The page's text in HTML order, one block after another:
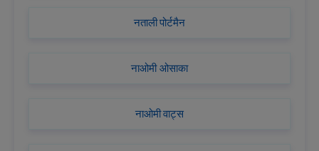
नताली पोर्टमैन
नाओमी ओसाका
नाओमी वाट्स